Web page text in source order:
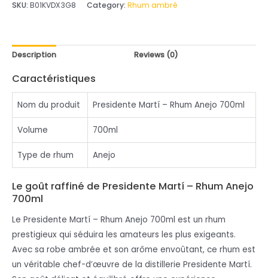
SKU: B01KVDX3G8 Category: Rhum ambré
Description Reviews (0)
Caractéristiques
Nom du produit Presidente Martí – Rhum Anejo 700ml
Volume 700ml
Type de rhum Anejo
Le goût raffiné de Presidente Martí – Rhum Anejo
700ml
Le Presidente Martí – Rhum Anejo 700ml est un rhum
prestigieux qui séduira les amateurs les plus exigeants.
Avec sa robe ambrée et son arôme envoûtant, ce rhum est
un véritable chef-d’œuvre de la distillerie Presidente Martí.